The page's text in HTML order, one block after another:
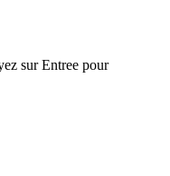
sur Entree pour